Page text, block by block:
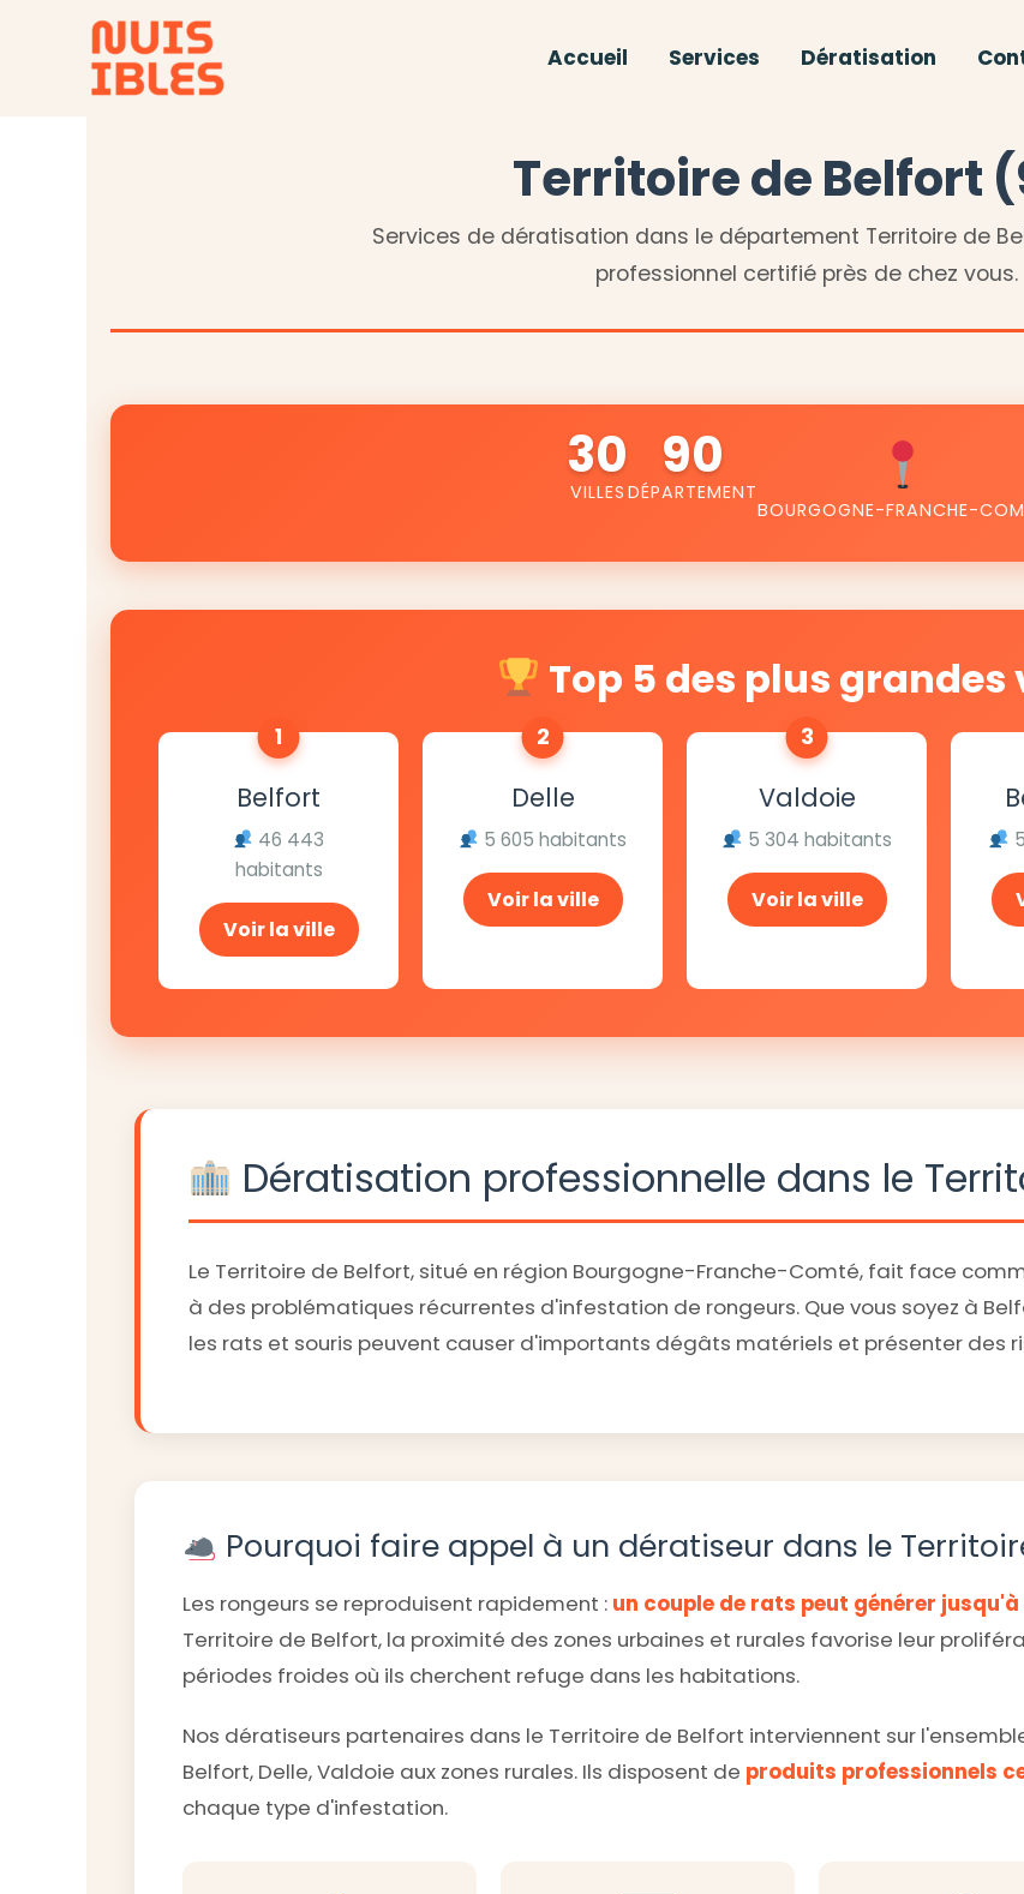
Accueil Services Dératisation
Territoire de Belfort
Services de dératisation dans le département Territoire de
professionnel certifié près de chez vous.
30
VILLES
90
DÉPARTEMENT
BOURGOGNE-FRANCHE-
Top 5 des plus grandes
1
Belfort
46 443
habitants
Voir la ville
2
Delle
5 605 habitants
Voir la ville
3
Valdoie
5 304 habitants
Voir la ville
Dératisation professionnelle dans le
Le Territoire de Belfort, situé en région Bourgogne-Franche-Comté, fait face
à des problématiques récurrentes d'infestation de rongeurs. Que vous soyez à
les rats et souris peuvent causer d'importants dégâts matériels et présenter des
Pourquoi faire appel à un dératiseur dans le
Les rongeurs se reproduisent rapidement : un couple de rats peut générer
Territoire de Belfort, la proximité des zones urbaines et rurales favorise leur
périodes froides où ils cherchent refuge dans les habitations.
Nos dératiseurs partenaires dans le Territoire de Belfort interviennent sur
Belfort, Delle, Valdoie aux zones rurales. Ils disposent de produits professionnels
chaque type d'infestation.